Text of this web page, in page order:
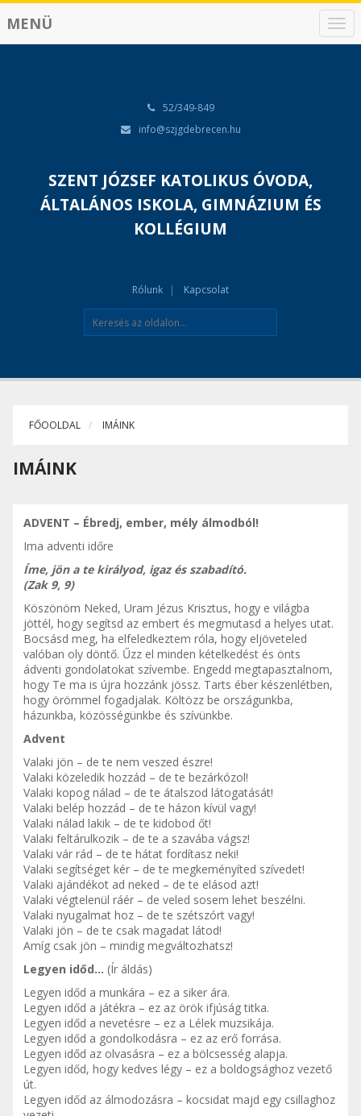
N
a
MENÜ
52/349-849
info@szjgdebrecen.hu
SZENT JÓZSEF KATOLIKUS ÓVODA,
ÁLTALÁNOS ISKOLA, GIMNÁZIUM ÉS
KOLLÉGIUM
Rólunk Kapcsolat
FŐOOLDAL IMÁINK
IMÁINK
ADVENT – Ébredj, ember, mély álmodból!
Ima adventi időre
Íme, jöna te királyod, igaz és szabadító.
(Zak 9, 9)
Köszönöm Neked, Uram Jézus Krisztus, hogy e világba
jöttél, hogy segítsd az embert és megmutasd a helyes utat.
Bocsásd meg, ha elfeledkeztem róla, hogy eljöveteled
valóban oly döntő. Űzz el minden kételkedést és önts
ádventi gondolatokat szívembe. Engedd megtapasztalnom,
hogy Te ma is újra hozzánk jössz. Tarts éber készenlétben,
hogy örömmel fogadjalak. Költözz be országunkba,
házunkba, közösségünkbe és szívünkbe.
Advent
Valaki jön – de te nem veszed észre!
Valaki közeledik hozzád – de te bezárkózol!
Valaki kopog nálad – de te átalszod látogatását!
Valaki belép hozzád – de te házon kívül vagy!
Valaki nálad lakik – de te kidobod őt!
Valaki feltárulkozik – de te a szavába vágsz!
Valaki vár rád – de te hátat fordítasz neki!
Valaki segítséget kér – de te megkeményíted szívedet!
Valaki ajándékot ad neked – de te elásod azt!
Valaki végtelenül ráér – de veled sosem lehet beszélni.
Valaki nyugalmat hoz – de te szétszórt vagy!
Valaki jön – de te csak magadat látod!
Amíg csak jön – mindig megváltozhatsz!
Legyen időd… (Ír áldás)
Legyen időd a munkára – ez a siker ára.
Legyen időd a játékra – ez az örök ifjúság titka.
Legyen időd a nevetésre – ez a Lélek muzsikája.
Legyen időd a gondolkodásra – ez az erő forrása.
Legyen időd az olvasásra – ez a bölcsesség alapja.
Legyen időd, hogy kedves légy – ez a boldogsághoz vezető
út.
Legyen időd az álmodozásra – kocsidat majd egy csillaghoz